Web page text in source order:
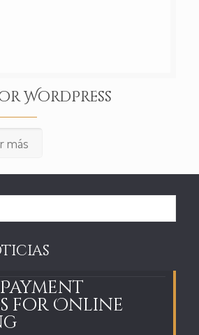
WordPress
más
for Online